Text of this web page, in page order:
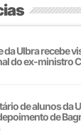
da Ulbra recebe
do ex-ministro
de alunos da
de